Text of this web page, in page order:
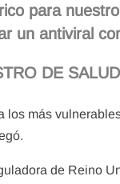
para
un antiviral
DE
los más
de Reino